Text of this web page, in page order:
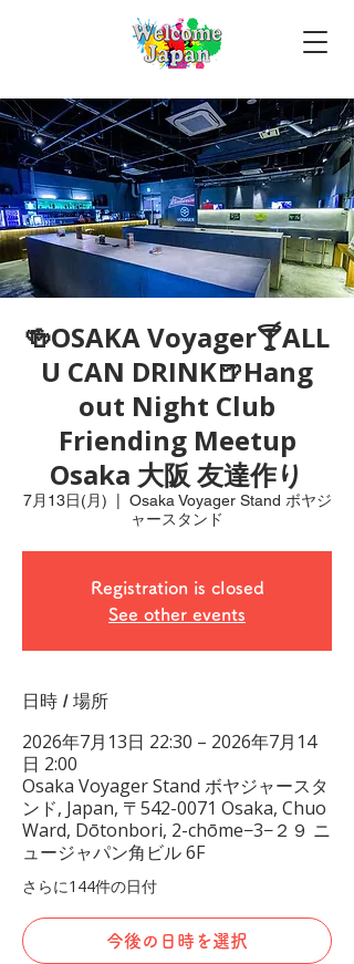
🍻OSAKA Voyager🍸ALL
U CAN DRINK🍺Hang
out Night Club
Friending Meetup
Osaka 大阪 友達作り
7月13日(月)
Osaka Voyager Stand ボヤジ
ャースタンド
Registration is closed
See other events
日時 / 場所
2026年7月13日 22:30 – 2026年7月14
日 2:00
Osaka Voyager Stand ボヤジャースタ
ンド, Japan, 〒542-0071 Osaka, Chuo
Ward, Dōtonbori, 2-chōme−3−２９ ニ
ュージャパン角ビル 6F
さらに144件の日付
今後の日時を選択